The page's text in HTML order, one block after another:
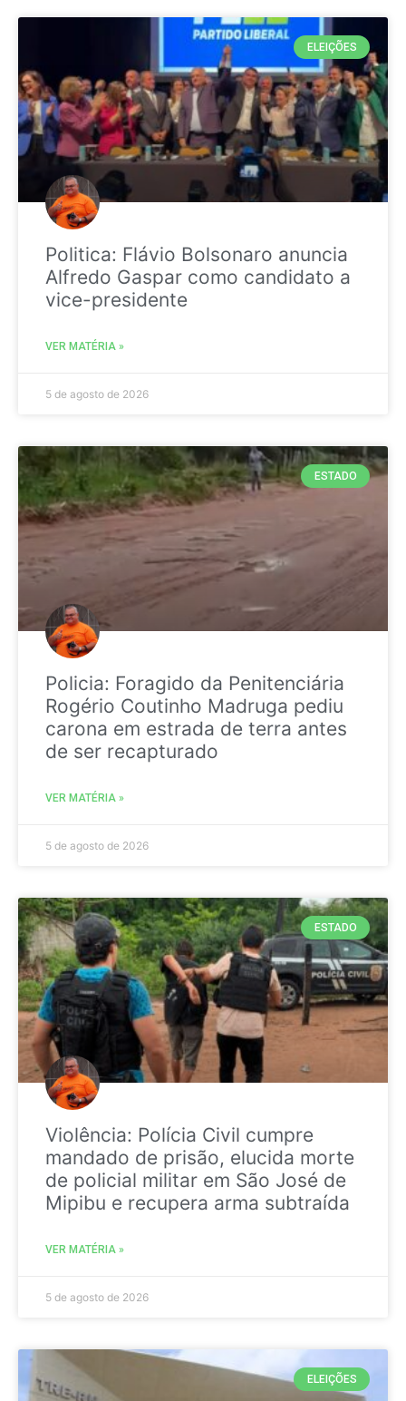
ELEIÇÕES
Politica: Flávio Bolsonaro anuncia
Alfredo Gaspar como candidato a
vice-presidente
VER MATÉRIA »
5 de agosto de 2026
ESTADO
Policia: Foragido da Penitenciária
Rogério Coutinho Madruga pediu
carona em estrada de terra antes
de ser recapturado
VER MATÉRIA »
5 de agosto de 2026
ESTADO
Violência: Polícia Civil cumpre
mandado de prisão, elucida morte
de policial militar em São José de
Mipibu e recupera arma subtraída
VER MATÉRIA »
5 de agosto de 2026
ELEIÇÕES